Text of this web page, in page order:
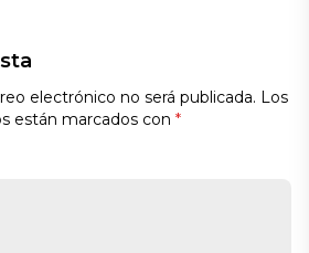
electrónico no será publicada. Los
están marcados con *